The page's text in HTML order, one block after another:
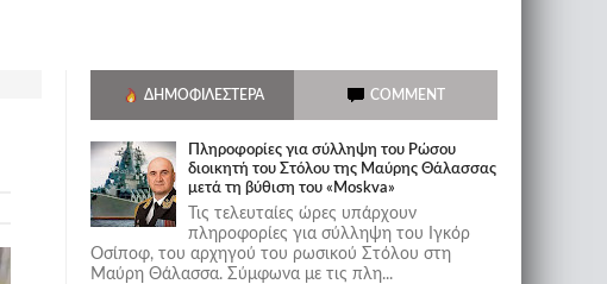
ΔΗΜΟΦΙΛΈΣΤΕΡΑ COMMENT
Πληροφορίες για σύλληψη του Ρώσου
διοικητή του Στόλου της Mαύρης Θάλασσας
μετά τη βύθιση του «Moskva»
Τις τελευταίες ώρες υπάρχουν
πληροφορίες για σύλληψη του Ιγκόρ
Οσίποφ, του αρχηγού του ρωσικού Στόλου στη
Μαύρη Θάλασσα. Σύμφωνα με τις πλη...